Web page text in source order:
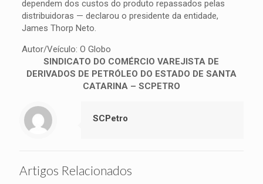
dependem dos custos do produto repassados pelas
distribuidoras — declarou o presidente da entidade,
James Thorp Neto.
Autor/Veículo: O Globo
SINDICATO DO COMÉRCIO VAREJISTA DE
DERIVADOS DE PETRÓLEO DO ESTADO DE SANTA
CATARINA – SCPETRO
SCPetro
Artigos Relacionados